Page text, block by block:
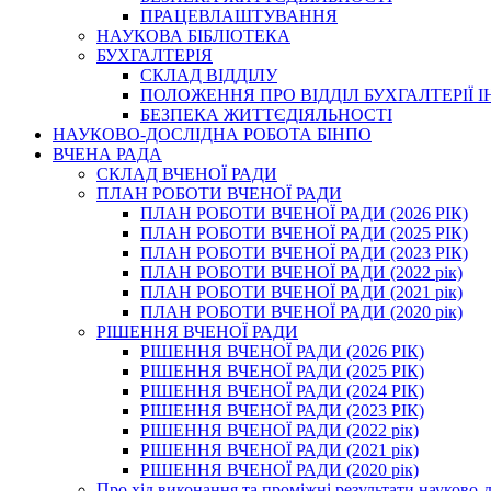
ПРАЦЕВЛАШТУВАННЯ
НАУКОВА БІБЛІОТЕКА
БУХГАЛТЕРІЯ
СКЛАД ВІДДІЛУ
ПОЛОЖЕННЯ ПРО ВІДДІЛ БУХГАЛТЕРІЇ
БЕЗПЕКА ЖИТТЄДІЯЛЬНОСТІ
НАУКОВО-ДОСЛІДНА РОБОТА БІНПО
ВЧЕНА РАДА
СКЛАД ВЧЕНОЇ РАДИ
ПЛАН РОБОТИ ВЧЕНОЇ РАДИ
ПЛАН РОБОТИ ВЧЕНОЇ РАДИ (2026 РІК)
ПЛАН РОБОТИ ВЧЕНОЇ РАДИ (2025 РІК)
ПЛАН РОБОТИ ВЧЕНОЇ РАДИ (2023 РІК)
ПЛАН РОБОТИ ВЧЕНОЇ РАДИ (2022 рік)
ПЛАН РОБОТИ ВЧЕНОЇ РАДИ (2021 рік)
ПЛАН РОБОТИ ВЧЕНОЇ РАДИ (2020 рік)
РІШЕННЯ ВЧЕНОЇ РАДИ
РІШЕННЯ ВЧЕНОЇ РАДИ (2026 РІК)
РІШЕННЯ ВЧЕНОЇ РАДИ (2025 РІК)
РІШЕННЯ ВЧЕНОЇ РАДИ (2024 РІК)
РІШЕННЯ ВЧЕНОЇ РАДИ (2023 РІК)
РІШЕННЯ ВЧЕНОЇ РАДИ (2022 рік)
РІШЕННЯ ВЧЕНОЇ РАДИ (2021 рік)
РІШЕННЯ ВЧЕНОЇ РАДИ (2020 рік)